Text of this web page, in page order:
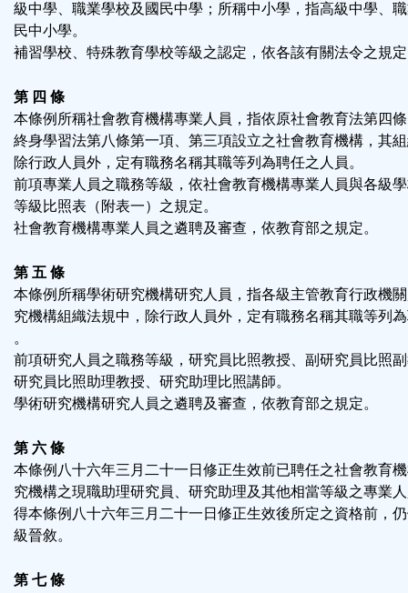
級中學、職業學校及國民中學；所稱中小學，指高級中學、
民中小學。
補習學校、特殊教育學校等級之認定，依各該有關法令之規
第 四 條
本條例所稱社會教育機構專業人員，指依原社會教育法第四
終身學習法第八條第一項、第三項設立之社會教育機構，其
除行政人員外，定有職務名稱其職等列為聘任之人員。
前項專業人員之職務等級，依社會教育機構專業人員與各級
等級比照表（附表一）之規定。
社會教育機構專業人員之遴聘及審查，依教育部之規定。
第 五 條
本條例所稱學術研究機構研究人員，指各級主管教育行政機
究機構組織法規中，除行政人員外，定有職務名稱其職等列
。
前項研究人員之職務等級，研究員比照教授、副研究員比照
研究員比照助理教授、研究助理比照講師。
學術研究機構研究人員之遴聘及審查，依教育部之規定。
第 六 條
本條例八十六年三月二十一日修正生效前已聘任之社會教育
究機構之現職助理研究員、研究助理及其他相當等級之專業
得本條例八十六年三月二十一日修正生效後所定之資格前，
級晉敘。
第 七 條